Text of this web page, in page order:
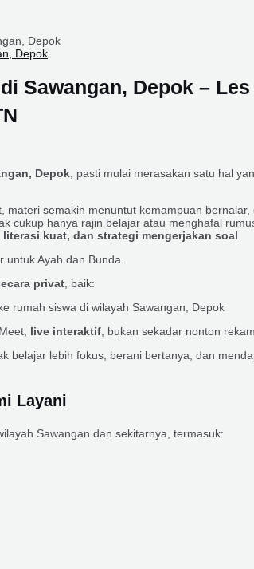
Depok
Sawangan, Depok –
Depok , pasti mulai merasakan satu hal
materi semakin menuntut kemampuan
cukup hanya rajin belajar atau menghafal
kuat, dan strategi mengerjakan soal
untuk Ayah dan Bunda.
privat , baik:
rumah siswa di wilayah Sawangan, Depok
live interaktif , bukan sekadar nonton
belajar lebih fokus, berani bertanya, dan
Layani
Sawangan dan sekitarnya, termasuk: